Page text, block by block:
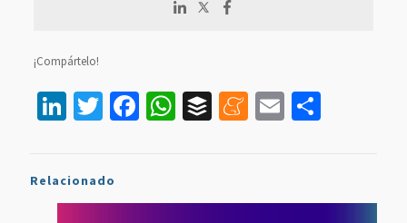
¡Compártelo!
LinkedIn
Twitter
Facebook
WhatsApp
BufferMeneame
Email
Relacionado